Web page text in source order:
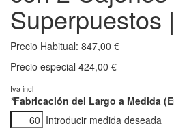
Superpuestos
Precio Habitual: 847,00 €
Precio especial 424,00 €
Iva incl
*Fabricación del Largo a Medida
Introducir medida deseada